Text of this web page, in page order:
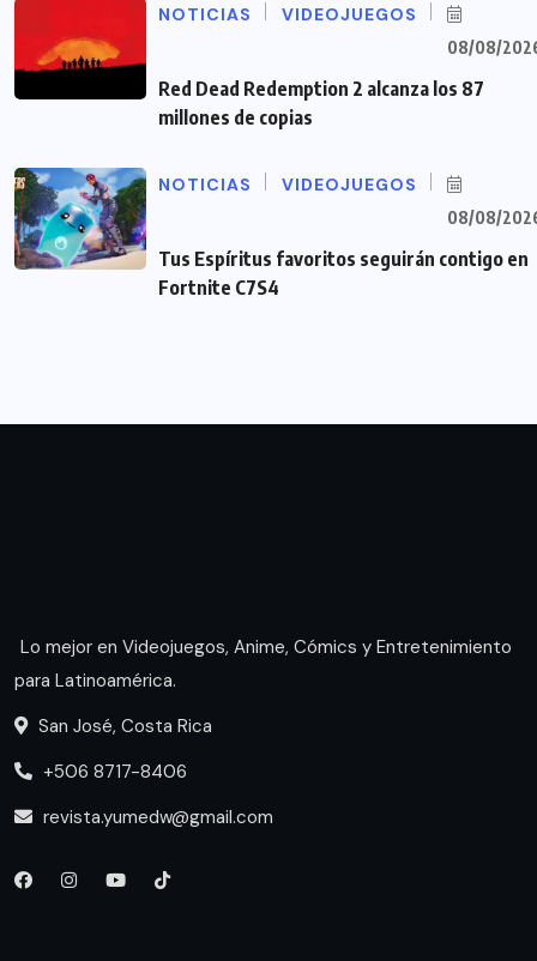
NOTICIAS VIDEOJUEGOS
08/08/
Red Dead Redemption 2 alcanza los 87
millones de copias
NOTICIAS VIDEOJUEGOS
08/08/
Tus Espíritus favoritos seguirán contigo en
Fortnite C7S4
Lo mejor en Videojuegos, Anime, Cómics y Entretenimiento
para Latinoamérica.
San José, Costa Rica
+506 8717-8406
revista.yumedw@gmail.com